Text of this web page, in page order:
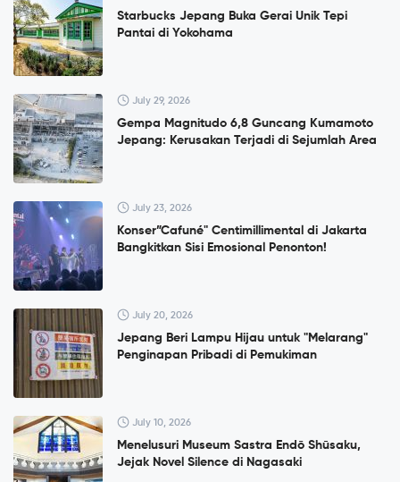
Starbucks Jepang Buka Gerai Unik Tepi
Pantai di Yokohama
July 29, 2026
Gempa Magnitudo 6,8 Guncang Kumamoto
Jepang: Kerusakan Terjadi di Sejumlah Area
July 23, 2026
Konser”Cafuné" Centimillimental di Jakarta
Bangkitkan Sisi Emosional Penonton!
July 20, 2026
Jepang Beri Lampu Hijau untuk "Melarang"
Penginapan Pribadi di Pemukiman
July 10, 2026
Menelusuri Museum Sastra Endō Shūsaku,
Jejak Novel Silence di Nagasaki